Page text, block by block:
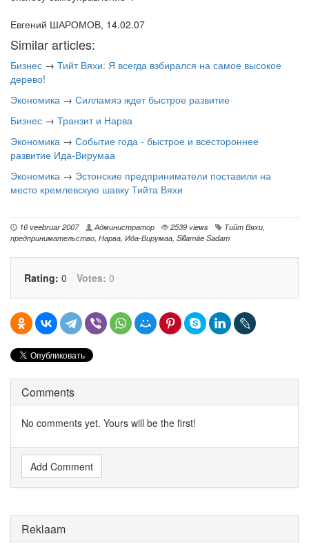
Евгений ШАРОМОВ, 14.02.07
Similar articles:
Бизнес → Тийт Вяхи: Я всегда взбирался на самое высокое
дерево!
Экономика → Силламяэ ждет быстрое развитие
Бизнес → Транзит и Нарва
Экономика → Событие года - быстрое и всестороннее
развитие Ида-Вирумаа
Экономика → Эстонские предприниматели поставили на
место кремлевскую шавку Тийта Вяхи
16 veebruar 2007 Администратор 2539 views Тийт Вяхи,
предпринимательство, Нарва, Ида-Вирумаа, Sillamäe Sadam
Rating: 0 Votes: 0
Comments
No comments yet. Yours will be the first!
Add Comment
Reklaam